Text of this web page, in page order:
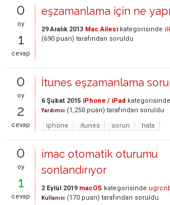
0
oy
1
cevap
eşzamanlama için ne
29 Aralık 2013 Mac Ailesi kategorisinde
(690 puan) tarafından soruldu
0
oy
2
cevap
İtunes eşzamanlama
6 Şubat 2015 iPhone / iPad kategorisinde
Yardımcı (1,250 puan) tarafından soruldu
iphone
itunes sorun hata
0
oy
1
cevap
imac otomatik oturumu
sonlandırıyor
2 Eylül 2019 macOS kategorisinde
Kullanıcı (170 puan) tarafından soruldu